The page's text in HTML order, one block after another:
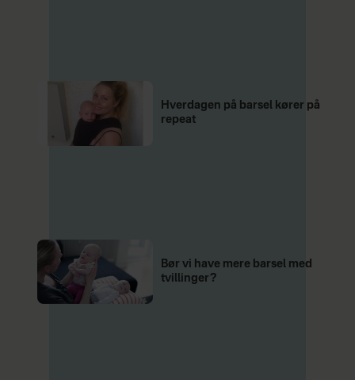
Hverdagen på barsel kører på
repeat
Bør vi have mere barsel med
tvillinger?